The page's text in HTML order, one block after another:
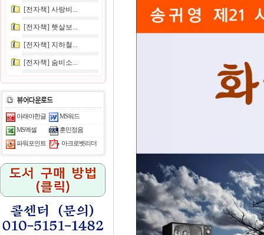
[전자책] 사랑비...
[전자책] 햇살보...
[전자책] 지하철...
[전자책] 숨비소...
아래아한글 MS워드
MS엑셀 훈민정음
파워포인트 아크로벳리더